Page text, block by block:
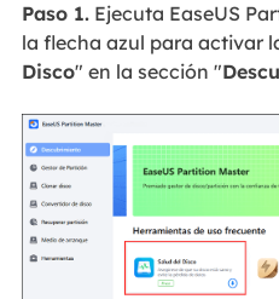
Paso 1.Ejecuta EaseUS
la flecha azul para activar
Disco" en la sección "